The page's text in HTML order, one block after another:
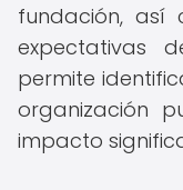
fundación, así
expectativas
permite
organización
impacto